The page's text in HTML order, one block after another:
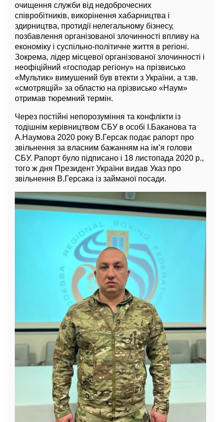
очищення служби від недоброчесних
співробітників, викорінення хабарництва і
здирництва, протидії нелегальному бізнесу,
позбавлення організованої злочинності впливу на
економіку і суспільно-політичне життя в регіоні.
Зокрема, лідер місцевої організованої злочинності і
неофіційний «господар регіону» на прізвисько
«Мультик» вимушений був втекти з України, а т.зв.
«смотрящій» за областю на прізвисько «Наум»
отримав тюремний термін.
Через постійні непорозуміння та конфлікти із
тодішнім керівництвом СБУ в особі І.Баканова та
А.Наумова 2020 року В.Герсак подає рапорт про
звільнення за власним бажанням на ім’я голови
СБУ. Рапорт було підписано і 18 листопада 2020 р.,
того ж дня Президент України видав Указ про
звільнення В.Герсака із займаної посади.